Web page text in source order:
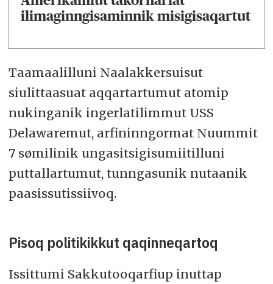
ilimaginngisaminnik misigisaqartut
Taamaalilluni Naalakkersuisut
siulittaasuat aqqartartumut atomip
nukinganik ingerlatilimmut USS
Delawaremut, arfininngormat Nuummit
7 sømilinik ungasitsigisumiitilluni
puttallartumut, tunngasunik nutaanik
paasissutissiivoq.
Pisoq politikikkut qaqinneqartoq
Issittumi Sakkutooqarfiup inuttap